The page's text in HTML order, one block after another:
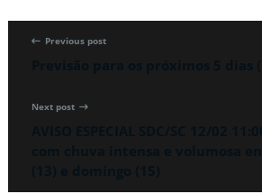
Previous post
Next post